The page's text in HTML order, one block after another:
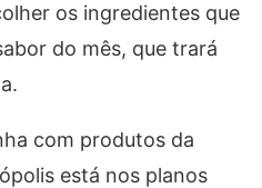
os ingredientes que
do mês, que trará
com produtos da
está nos planos